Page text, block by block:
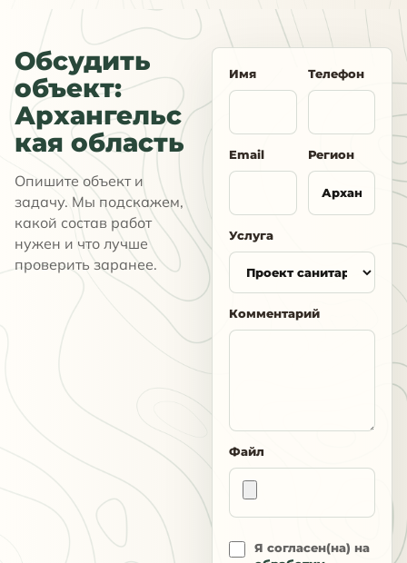
Обсудить
объект:
Архангельс
кая область
Опишите объект и
задачу. Мы подскажем,
какой состав работ
нужен и что лучше
проверить заранее.
Имя Телефон
Email Регион
Услуга
Комментарий
Файл
Я согласен(на) на